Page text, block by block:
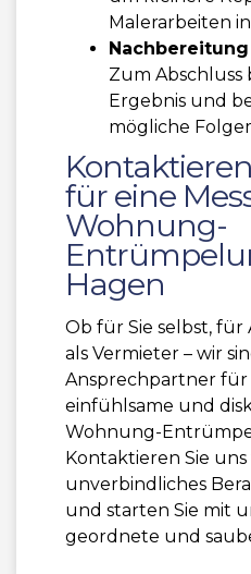
Malerarbeiten in
Zum Abschluss
Ergebnis und
mögliche
für eine
Wohnung-
Hagen
Ob für Sie selbst,
als Vermieter – wir
Ansprechpartner für
einfühlsame und
Wohnung-
Kontaktieren Sie
unverbindliches
und starten Sie mit
geordnete und